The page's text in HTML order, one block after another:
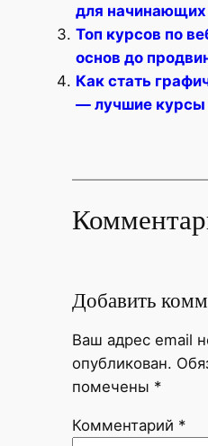
для начинающих
Топ курсов по
основ до
Как стать
— лучшие курсы
Добавить
Ваш адрес email
опубликован.
помечены *
Комментарий *